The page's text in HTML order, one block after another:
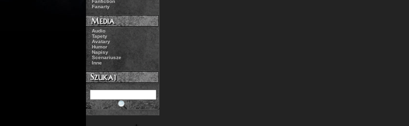
.: Fanfiction
.:Fanarty
.: Audio
.: Tapety
.: Avatary
.:Humor
.: Napisy
.: Scenariusze
.: Inne